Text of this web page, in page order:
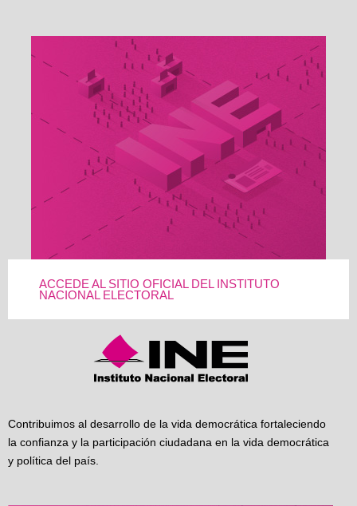
ACCEDE AL SITIO OFICIAL DEL INSTITUTO
NACIONAL ELECTORAL
Contribuimos al desarrollo de la vida democrática fortaleciendo
la confianza y la participación ciudadana en la vida democrática
y política del país.